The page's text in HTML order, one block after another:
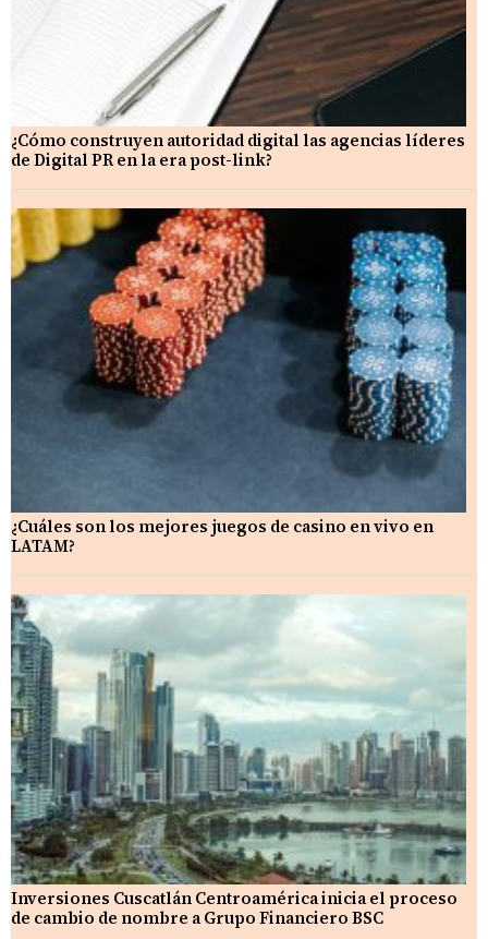
¿Cómo construyen autoridad digital las agencias líderes
de Digital PR en la era post-link?
¿Cuáles son los mejores juegos de casino en vivo en
LATAM?
Inversiones Cuscatlán Centroamérica inicia el proceso
de cambio de nombre a Grupo Financiero BSC